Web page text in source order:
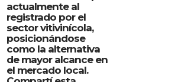
actualmente al
registrado por el
sector vitivinícola,
posicionándose
como la alternativa
de mayor alcance en
el mercado local.